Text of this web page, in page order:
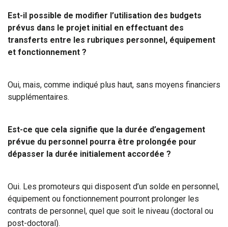
Est-il possible de modifier l’utilisation des budgets
prévus dans le projet initial en effectuant des
transferts entre les rubriques personnel, équipement
et fonctionnement ?
Oui, mais, comme indiqué plus haut, sans moyens financiers
supplémentaires.
Est-ce que cela signifie que la durée d’engagement
prévue du personnel pourra être prolongée pour
dépasser la durée initialement accordée ?
Oui. Les promoteurs qui disposent d’un solde en personnel,
équipement ou fonctionnement pourront prolonger les
contrats de personnel, quel que soit le niveau (doctoral ou
post-doctoral).